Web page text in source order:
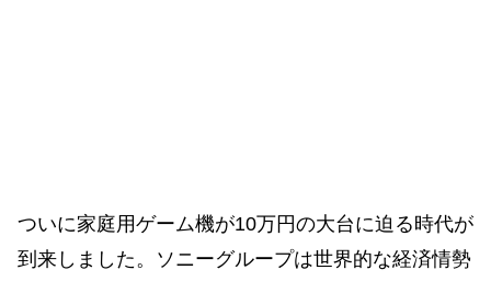
ついに家庭用ゲーム機が10万円の大台に迫る時代が
到来しました。ソニーグループは世界的な経済情勢